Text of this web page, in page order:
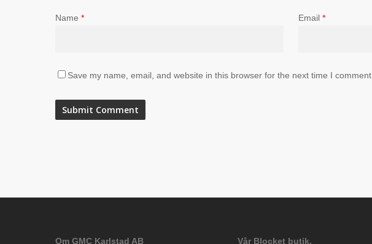
Name * Email *
Save my name, email, and website in this browser for the next time I comment.
Om GMC Karlstad AB Vår Blocket butik.